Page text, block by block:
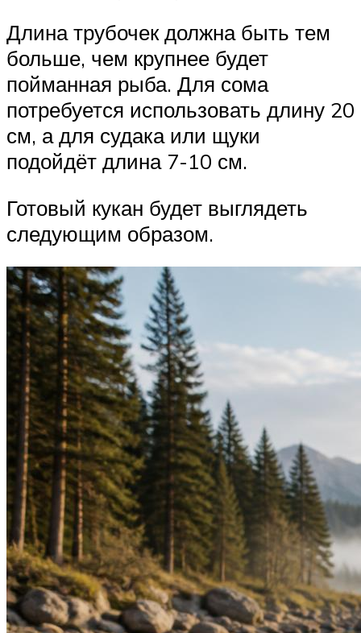
Длина трубочек должна быть тем
больше, чем крупнее будет
пойманная рыба. Для сома
потребуется использовать длину 20
см, а для судака или щуки
подойдёт длина 7-10 см.
Готовый кукан будет выглядеть
следующим образом.